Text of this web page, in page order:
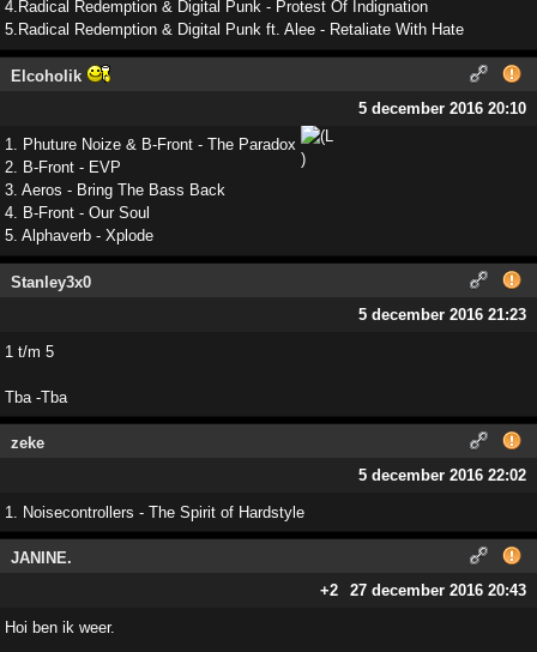
4.Radical Redemption & Digital Punk - Protest Of Indignation
5.Radical Redemption & Digital Punk ft. Alee - Retaliate With Hate
Elcoholik
5 december 2016 20:10
1. Phuture Noize & B-Front - The Paradox
2. B-Front - EVP
3. Aeros - Bring The Bass Back
4. B-Front - Our Soul
5. Alphaverb - Xplode
Stanley3x0
5 december 2016 21:23
1 t/m 5
Tba -Tba
zeke
5 december 2016 22:02
1. Noisecontrollers - The Spirit of Hardstyle
JANINE.
+2
27 december 2016 20:43
Hoi ben ik weer.